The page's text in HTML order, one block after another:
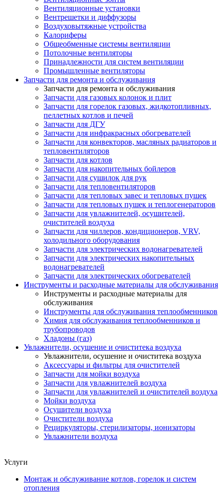
Вентиляционные установки
Вентрешетки и диффузоры
Воздуховытяжные устройства
Калориферы
Общеобменные системы вентиляции
Потолочные вентиляторы
Принадлежности для систем вентиляции
Промышленные вентиляторы
Запчасти для ремонта и обслуживания
Запчасти для ремонта и обслуживания
Запчасти для газовых колонок и плит
Запчасти для горелок газовых, жидкотопливных,
пеллетных котлов и печей
Запчасти для ДГУ
Запчасти для инфракрасных обогревателей
Запчасти для конвекторов, масляных радиаторов и
тепловентиляторов
Запчасти для котлов
Запчасти для накопительных бойлеров
Запчасти для сушилок для рук
Запчасти для тепловентиляторов
Запчасти для тепловых завес и тепловых пушек
Запчасти для тепловых пушек и теплогенераторов
Запчасти для увлажнителей, осушителей,
очистителей воздуха
Запчасти для чиллеров, кондиционеров, VRV,
холодильного оборудования
Запчасти для электрических водонагревателей
Запчасти для электрических накопительных
водонагревателей
Запчасти для электрических обогревателей
Инструменты и расходные материалы для обслуживания
Инструменты и расходные материалы для
обслуживания
Инструменты для обслуживания теплообменников
Химия для обслуживания теплообменников и
трубопроводов
Хладоны (газ)
Увлажнители, осушение и очиститека воздуха
Увлажнители, осушение и очиститека воздуха
Аксессуары и фильтры для очистителей
Запчасти для мойки воздуха
Запчасти для увлажнителей воздуха
Запчасти для увлажнителей и очистителей воздуха
Мойки воздуха
Осушители воздуха
Очистители воздуха
Рециркуляторы, стерилизаторы, ионизаторы
Увлажнители воздуха
Услуги
Монтаж и обслуживание котлов, горелок и систем
отопления